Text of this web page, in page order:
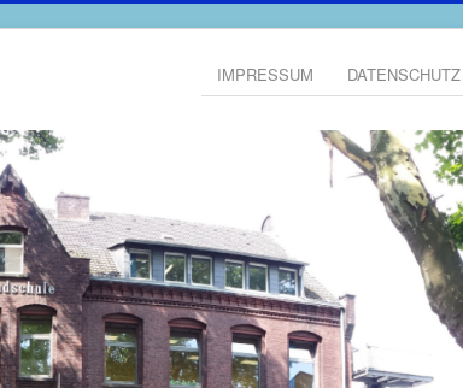
IMPRESSUM DATENSCHUTZ